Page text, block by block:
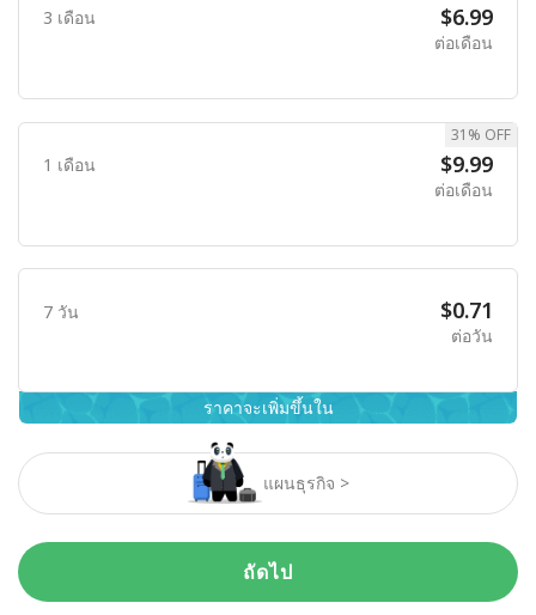
แผนธุรกิจ >
3 เดือน $6.99
ต่อเดือน
1 เดือน $9.99
ต่อเดือน
31% OFF
7 วัน $0.71
ต่อวัน
ราคาจะเพิ่มขึ้นใน
ถัดไป